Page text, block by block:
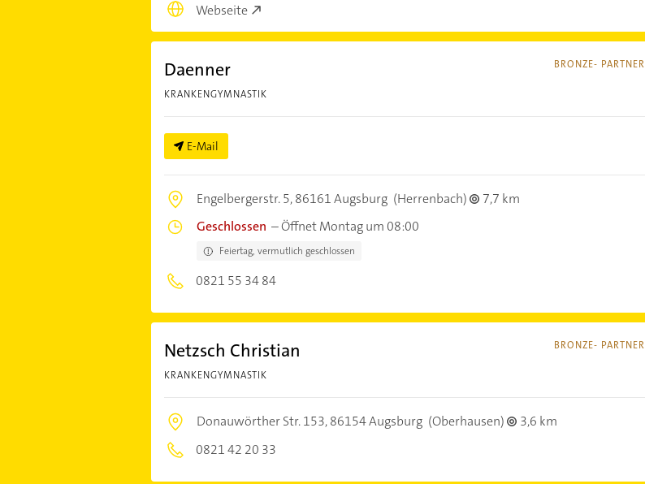
Webseite
BRONZE- PARTNER
Daenner
KRANKENGYMNASTIK
E-Mail
Engelbergerstr. 5,86161 Augsburg (Herrenbach)
7,7 km
Geschlossen –Öffnet Montag um 08:00
Feiertag, vermutlich geschlossen
0821 55 34 84
BRONZE- PARTNER
Netzsch Christian
KRANKENGYMNASTIK
Donauwörther Str. 153,86154 Augsburg (Oberhausen)
3,6 km
0821 42 20 33